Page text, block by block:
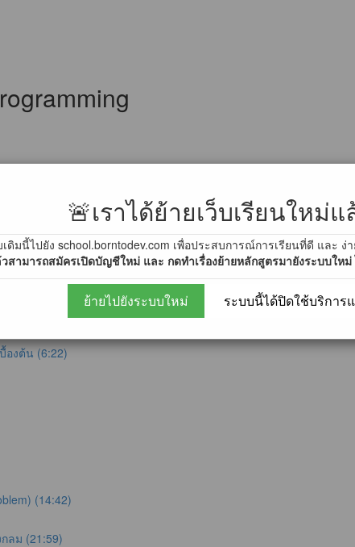
🚨เราได้ย้ายเว็บเรียนใหม่แ
ดิมนี้ไปยัง school.borntodev.com เพื่อประสบการณ์การเรียนที่ดี และ ง่
ามารถสมัครเปิดบัญชีใหม่ และ กดทำเรื่องย้ายหลักสูตรมายังระบบใหม่
ย้ายไปยังระบบใหม่ ระบบนี้ได้ปิดใช้บริการ
คัญมาก !!)
จอัตโนมัติได้แล้ว !! [สำคัญมาก]
2.0 (3/12/2560)
องต้น (6:22)
(14:42)
ลม (21:59)